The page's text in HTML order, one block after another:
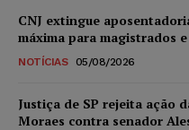
CNJ extingue
máxima para magistrados
NOTÍCIAS 05/08/2026
Justiça de SP rejeita ação
Moraes contra senador